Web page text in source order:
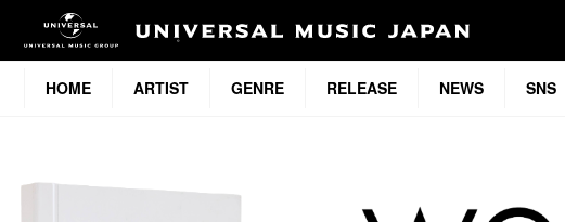
HOME ARTIST GENRE RELEASE NEWS SNS